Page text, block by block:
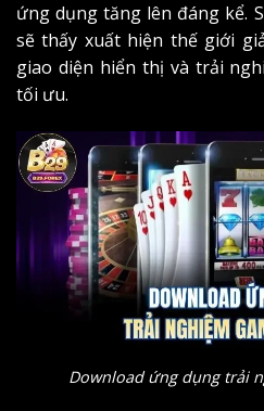
ứng dụng tăng lên đáng kể.
sẽ thấy xuất hiện thế giới
giao diện hiển thị và trải
tối ưu.
Download ứng dụng trải